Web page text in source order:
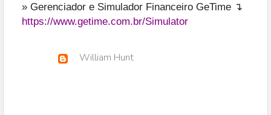
» Gerenciador e Simulador Financeiro GeTime ↴
https://www.getime.com.br/Simulator
William Hunt